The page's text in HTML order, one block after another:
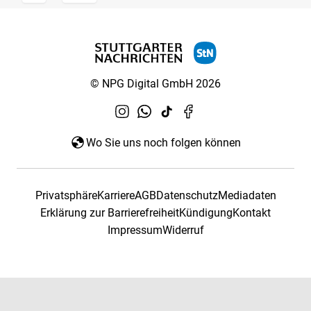
© NPG Digital GmbH 2026
Wo Sie uns noch folgen können
PrivatsphäreKarriereAGBDatenschutzMediadaten
Erklärung zur BarrierefreiheitKündigungKontakt
ImpressumWiderruf